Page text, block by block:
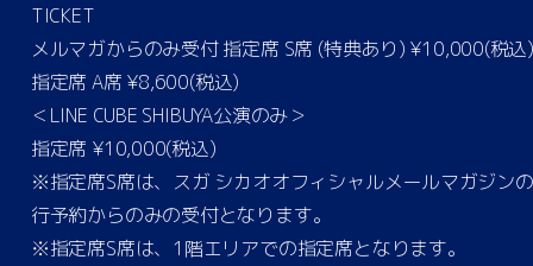
TICKET
メルマガからのみ受付 指定席 S席 (特典あり) ¥10,000(税込)
指定席 A席 ¥8,600(税込)
＜LINE CUBE SHIBUYA公演のみ＞
指定席 ¥10,000(税込)
※指定席S席は、スガ シカオオフィシャルメールマガジン
⾏予約からのみの受付となります。
※指定席S席は、1階エリアでの指定席となります。